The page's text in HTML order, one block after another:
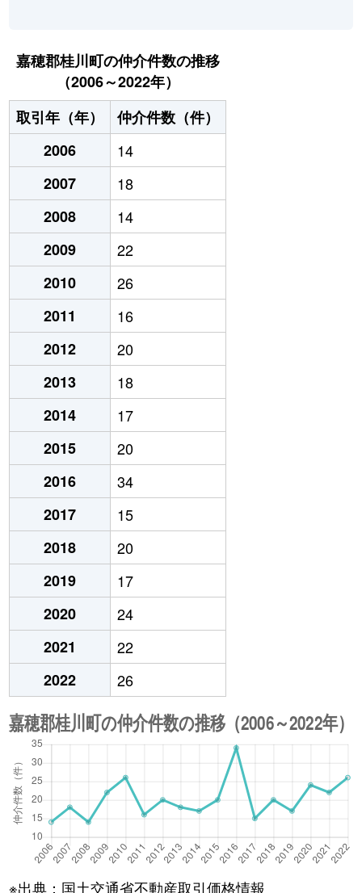
嘉穂郡桂川町の仲介件数の推移
（2006～2022年）
取引年（年）
仲介件数（件）
2006
14
2007
18
2008
14
2009
22
2010
26
2011
16
2012
20
2013
18
2014
17
2015
20
2016
34
2017
15
2018
20
2019
17
2020
24
2021
22
2022
26
※出典：国土交通省不動産取引価格情報